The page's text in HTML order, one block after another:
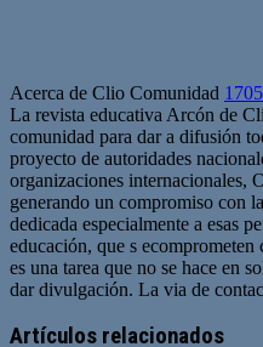
Acerca de Clio Comunidad
La revista educativa Arcón de
comunidad para dar a difusión
proyecto de autoridades
organizaciones internacionales,
generando un compromiso con
dedicada especialmente a esas
educación, que s
es una tarea que no se hace en
dar divulgación. La via de
web
Artículos relacionados